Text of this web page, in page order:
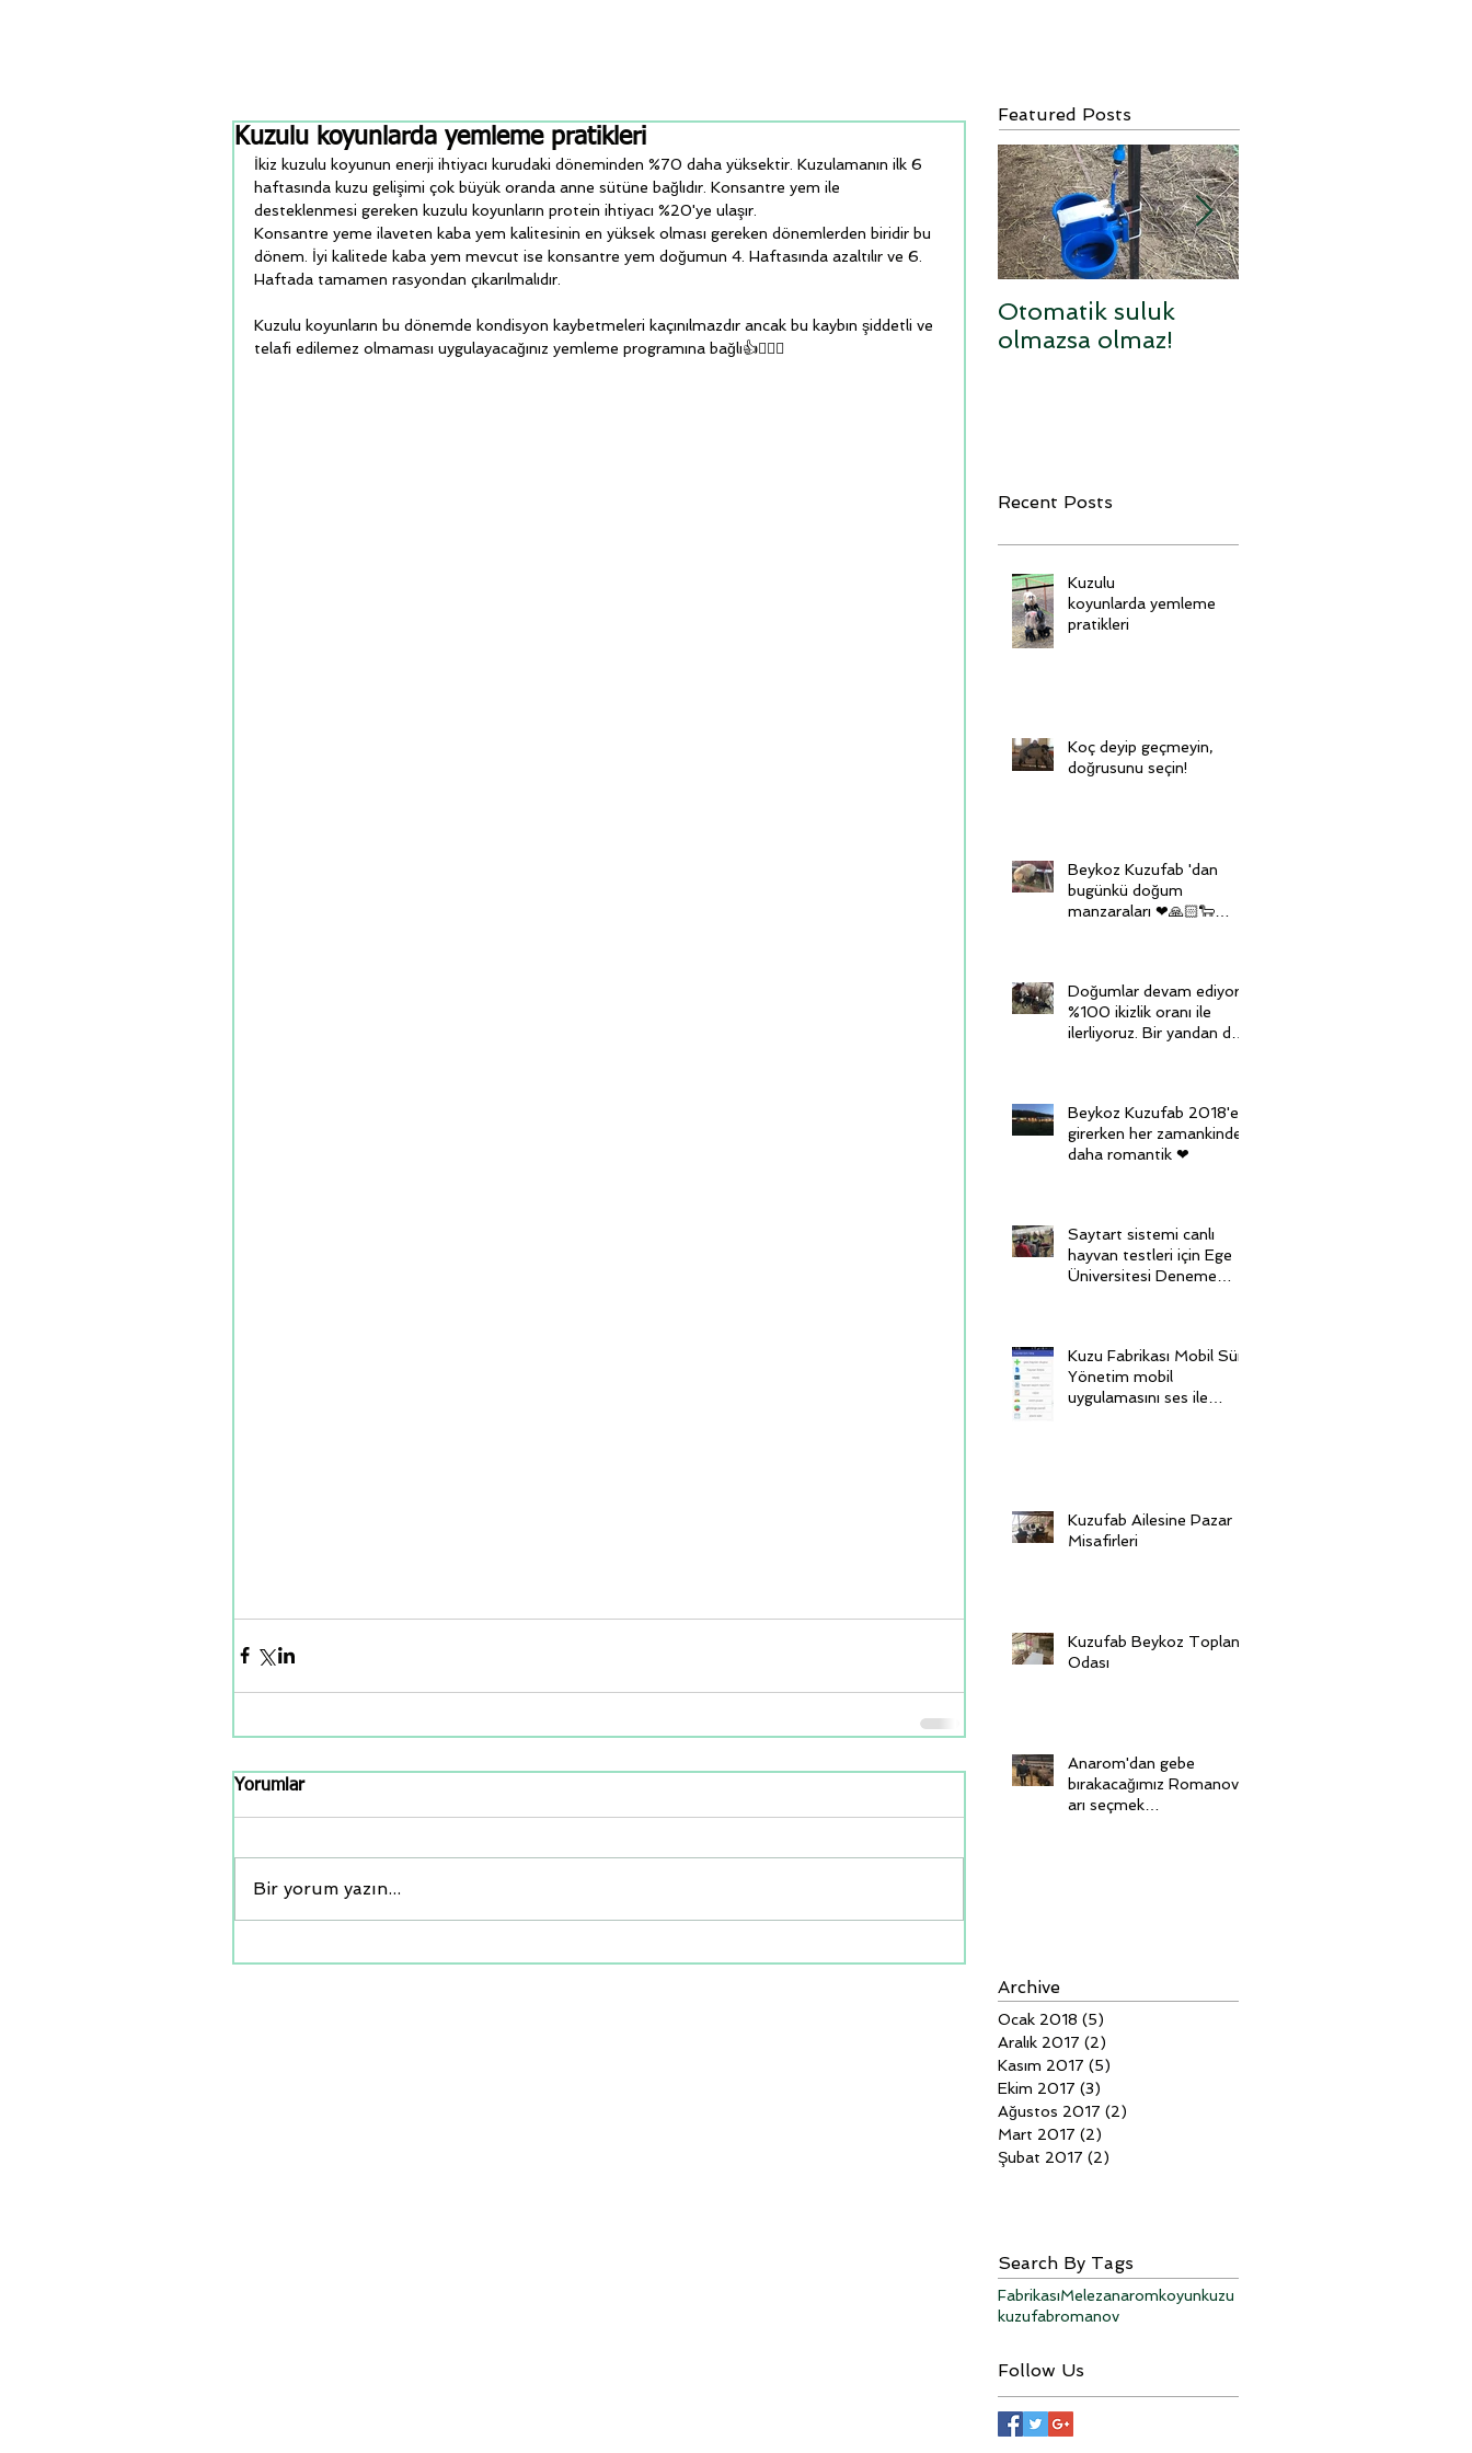
Kuzulu koyunlarda yemleme pratikleri
İkiz kuzulu koyunun enerji ihtiyacı kurudaki döneminden %70 daha yüksektir. Kuzulamanın ilk 6
haftasında kuzu gelişimi çok büyük oranda anne sütüne bağlıdır. Konsantre yem ile
desteklenmesi gereken kuzulu koyunların protein ihtiyacı %20'ye ulaşır.
Konsantre yeme ilaveten kaba yem kalitesinin en yüksek olması gereken dönemlerden biridir bu
dönem. İyi kalitede kaba yem mevcut ise konsantre yem doğumun 4. Haftasında azaltılır ve 6.
Haftada tamamen rasyondan çıkarılmalıdır.
Kuzulu koyunların bu dönemde kondisyon kaybetmeleri kaçınılmazdır ancak bu kaybın şiddetli ve
telafi edilemez olmaması uygulayacağınız yemleme programına bağlı👍🏋🏿🐑
Yorumlar
Bir yorum yazın...
Featured Posts
Otomatik suluk
olmazsa olmaz!
Recent Posts
Kuzulu
koyunlarda yemleme
pratikleri
Koç deyip geçmeyin,
doğrusunu seçin!
Beykoz Kuzufab 'dan
bugünkü doğum
manzaraları ❤🙏🏻🐑🙏🏻
Doğumlar devam ediyor,
%100 ikizlik oranı ile
ilerliyoruz. Bir yandan da
Beykoz Kuzufab 2018'e
girerken her zamankinden
daha romantik ❤
Saytart sistemi canlı
hayvan testleri için Ege
Üniversitesi Deneme
Kuzu Fabrikası Mobil Sürü
Yönetim mobil
uygulamasını ses ile
Kuzufab Ailesine Pazar
Misafirleri
Kuzufab Beykoz Toplantı
Odası
Anarom'dan gebe
bırakacağımız Romanov'l
arı seçmek
Archive
Ocak 2018 (5)
Aralık 2017 (2)
Kasım 2017 (5)
Ekim 2017 (3)
Ağustos 2017 (2)
Mart 2017 (2)
Şubat 2017 (2)
Search By Tags
FabrikasıMelezanaromkoyunkuzu
kuzufabromanov
Follow Us